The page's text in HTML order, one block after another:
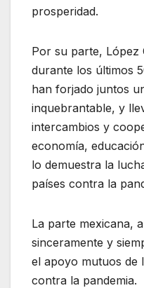
prosperidad.
Por su parte, López
durante los últimos
han forjado juntos
inquebrantable, y
intercambios y
economía,
lo demuestra la
países contra la
La parte mexicana,
sinceramente y
el apoyo mutuos de
contra la pandemia.